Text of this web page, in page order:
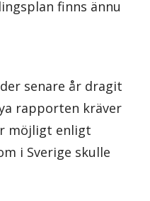
finns ännu
senare år dragit
rapporten kräver
möjligt enligt
i Sverige skulle